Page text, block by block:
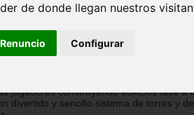
de donde llegan nuestros
Renuncio Configurar
a bloque
Álvarez
jugadores construyendo edificios fase a
divertido y sencillo sistema de torres y de